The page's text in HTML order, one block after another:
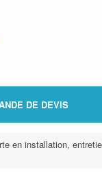
DE DEVIS
en installation,